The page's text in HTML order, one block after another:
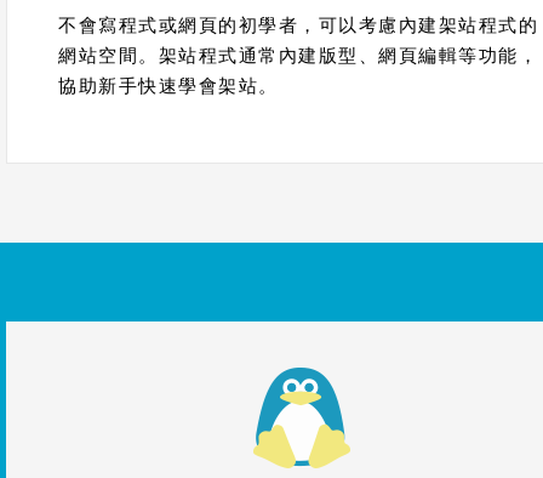
不會寫程式或網頁的初學者，可以考慮內建架站程式的
網站空間。架站程式通常內建版型、網頁編輯等功能，
協助新手快速學會架站。